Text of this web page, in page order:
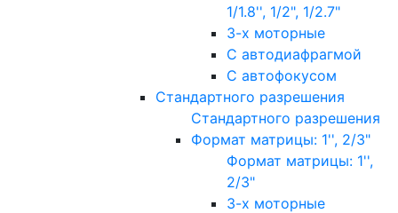
1/1.8'', 1/2", 1/2.7"
3-х моторные
С автодиафрагмой
С автофокусом
Стандартного разрешения
Стандартного разрешения
Формат матрицы: 1'', 2/3"
Формат матрицы: 1'',
2/3"
3-х моторные